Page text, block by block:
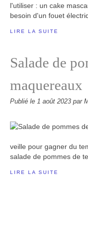
l'utiliser : un cake
besoin d'un fouet
LIRE LA SUITE
Salade de
maquereaux
Publié le 1 août 2023 par
veille pour gagner du
salade de pommes de
LIRE LA SUITE